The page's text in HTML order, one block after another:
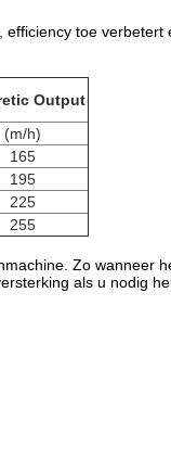
toe verbetert
Output
(m/h)
165
195
225
255
Zo wanneer
als u nodig